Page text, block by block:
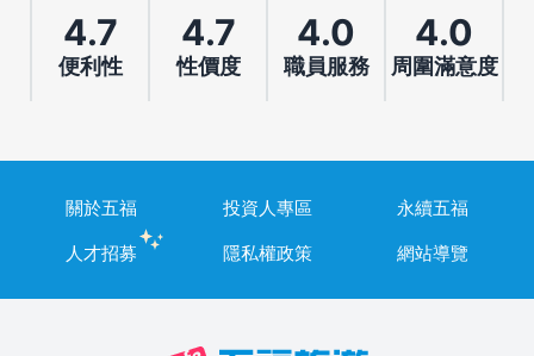
4.7
便利性
4.7
性價度
4.0
職員服務
4.0
周圍滿意度
關於五福 投資人專區
永續五福
人才招募
隱私權政策 網站導覽